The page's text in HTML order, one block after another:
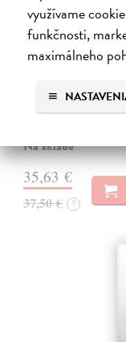
využívame
funkčnosti,
maximálneho
Masky
Campbell Joseph|
Kniha Mýty Západu
monumentální
předchozích dílů,
Na sklade
35,63 €
37,50 € ?